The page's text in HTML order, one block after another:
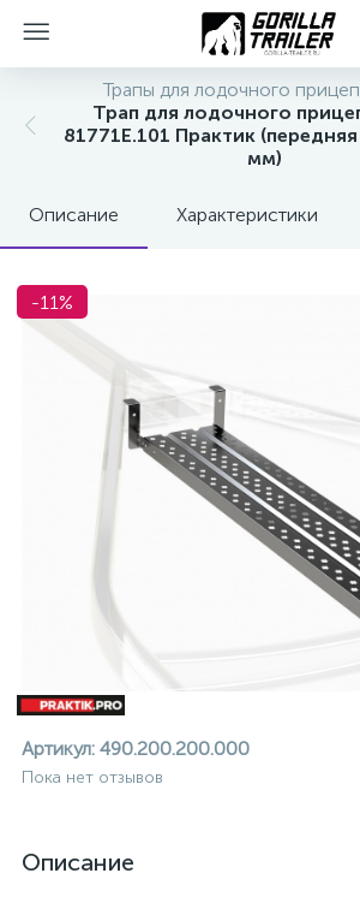
Трапы для лодочного
Трап для лодочного
81771E.101 Практик
мм)
Описание Характеристики
-11%
Артикул: 490.200.200.000
Пока нет отзывов
Описание